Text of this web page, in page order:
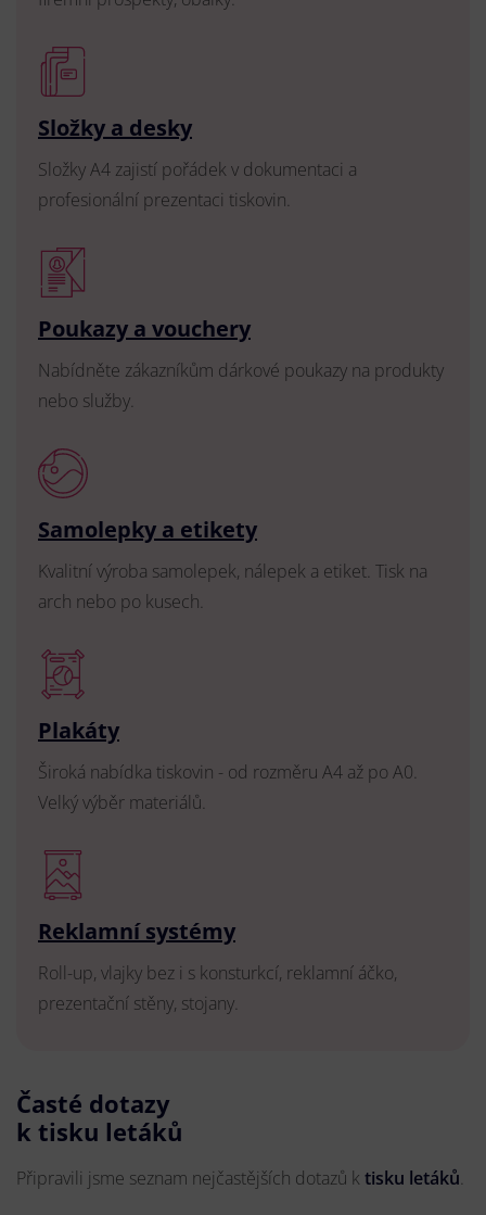
Složky a desky
Složky A4 zajistí pořádek v dokumentaci a
profesionální prezentaci tiskovin.
Poukazy a vouchery
Nabídněte zákazníkům dárkové poukazy na produkty
nebo služby.
Samolepky a etikety
Kvalitní výroba samolepek, nálepek a etiket. Tisk na
arch nebo po kusech.
Plakáty
Široká nabídka tiskovin - od rozměru A4 až po A0.
Velký výběr materiálů.
Reklamní systémy
Roll-up, vlajky bez i s konsturkcí, reklamní áčko,
prezentační stěny, stojany.
Časté dotazy
k tisku letáků
Připravili jsme seznam nejčastějších dotazů k tisku letáků.